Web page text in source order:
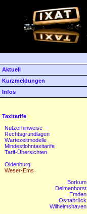
Aktuell
Kurzmeldungen
Infos
Taxitarife
Nutzerhinweise
Rechtsgrundlagen
Wartezeitmodelle
Mindestlohntaxitarife
Tarif-Übersichten
Oldenburg
Weser-Ems
Borkum
Delmenhorst
Emden
Osnabrück
Wilhelmshaven